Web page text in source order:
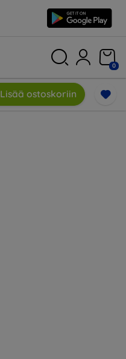
0
Lisää ostoskoriin